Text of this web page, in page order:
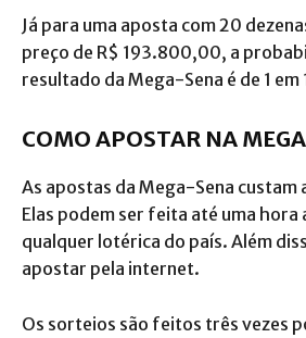
Já para uma aposta com 20
preço de R$ 193.800,00, a
resultado da Mega-Sena é de 1 em
COMO APOSTAR NA MEGA
As apostas da Mega-Sena custam
Elas podem ser feita até uma
qualquer lotérica do país. Além
apostar pela internet.
Os sorteios são feitos três vezes